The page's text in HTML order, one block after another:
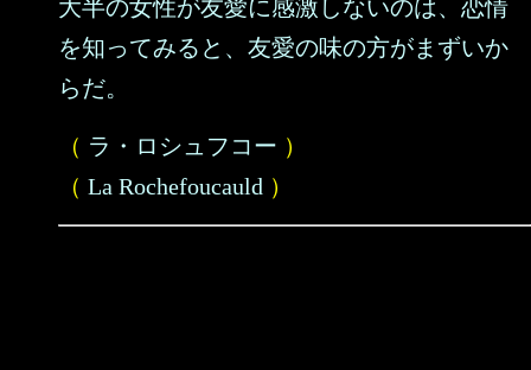
大半の女性が友愛に感激しないのは、恋情
を知ってみると、友愛の味の方がまずいか
らだ。
（ ラ・ロシュフコー ）
（ La Rochefoucauld ）